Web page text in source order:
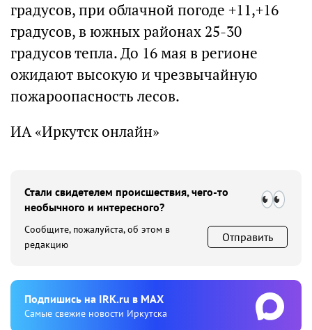
градусов, при облачной погоде +11,+16
градусов, в южных районах 25-30
градусов тепла. До 16 мая в регионе
ожидают высокую и чрезвычайную
пожароопасность лесов.
ИА «Иркутск онлайн»
Стали свидетелем происшествия, чего-то
необычного и интересного?
Сообщите, пожалуйста, об этом в
редакцию
Отправить
Подпишиcь на IRK.ru в MAX
Cамые свежие новости Иркутска